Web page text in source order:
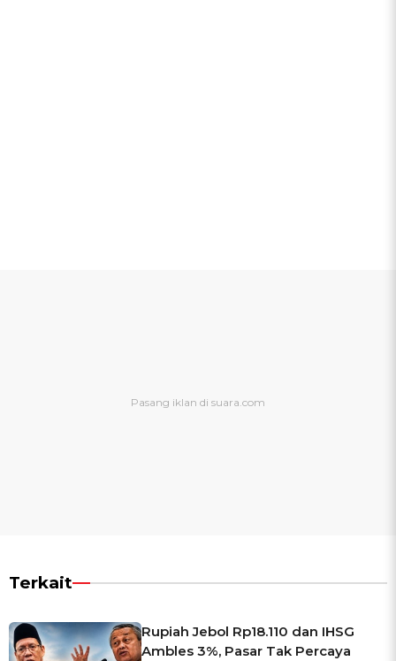
Terkait
Rupiah Jebol Rp18.110 dan IHSG
Ambles 3%, Pasar Tak Percaya